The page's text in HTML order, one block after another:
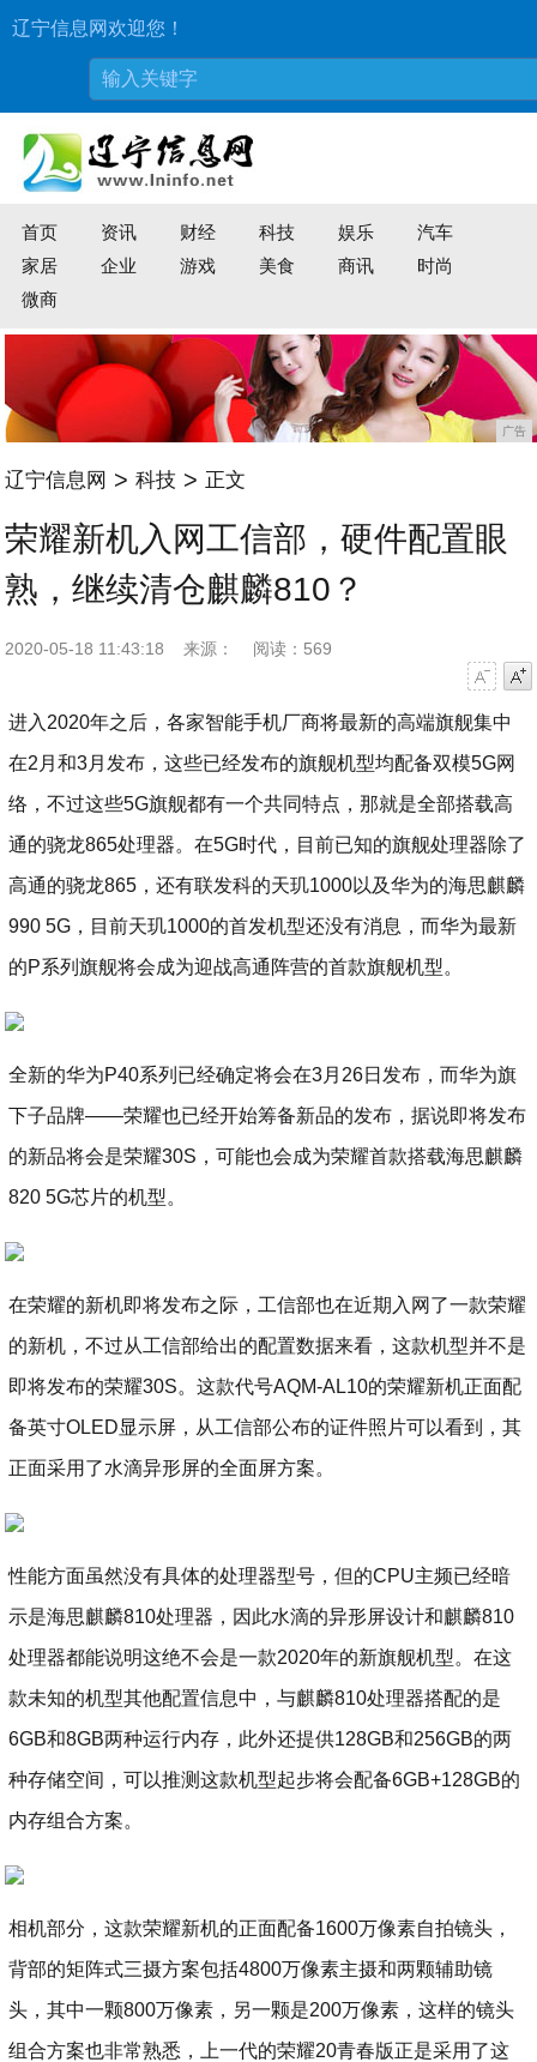
辽宁信息网欢迎您！
首页 资讯 财经 科技 娱乐
汽车
家居
企业 游戏 美食 商讯
时尚
微商
广告
辽宁信息网 > 科技 > 正文
荣耀新机入网工信部，硬件配置眼
熟，继续清仓麒麟810？
2020-05-18 11:43:18 来源：
阅读：569
进入2020年之后，各家智能手机厂商将最新的高端旗舰集中
在2月和3月发布，这些已经发布的旗舰机型均配备双模5G网
络，不过这些5G旗舰都有一个共同特点，那就是全部搭载高
通的骁龙865处理器。在5G时代，目前已知的旗舰处理器除了
高通的骁龙865，还有联发科的天玑1000以及华为的海思麒麟
990 5G，目前天玑1000的首发机型还没有消息，而华为最新
的P系列旗舰将会成为迎战高通阵营的首款旗舰机型。
全新的华为P40系列已经确定将会在3月26日发布，而华为旗
下子品牌——荣耀也已经开始筹备新品的发布，据说即将发布
的新品将会是荣耀30S，可能也会成为荣耀首款搭载海思麒麟
820 5G芯片的机型。
在荣耀的新机即将发布之际，工信部也在近期入网了一款荣耀
的新机，不过从工信部给出的配置数据来看，这款机型并不是
即将发布的荣耀30S。这款代号AQM-AL10的荣耀新机正面配
备英寸OLED显示屏，从工信部公布的证件照片可以看到，其
正面采用了水滴异形屏的全面屏方案。
性能方面虽然没有具体的处理器型号，但的CPU主频已经暗
示是海思麒麟810处理器，因此水滴的异形屏设计和麒麟810
处理器都能说明这绝不会是一款2020年的新旗舰机型。在这
款未知的机型其他配置信息中，与麒麟810处理器搭配的是
6GB和8GB两种运行内存，此外还提供128GB和256GB的两
种存储空间，可以推测这款机型起步将会配备6GB+128GB的
内存组合方案。
相机部分，这款荣耀新机的正面配备1600万像素自拍镜头，
背部的矩阵式三摄方案包括4800万像素主摄和两颗辅助镜
头，其中一颗800万像素，另一颗是200万像素，这样的镜头
组合方案也非常熟悉，上一代的荣耀20青春版正是采用了这